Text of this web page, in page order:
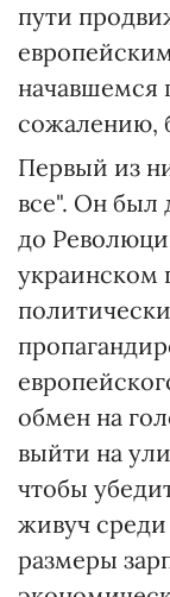
пути
начавшемся
сожалению,
Первый из
все". Он был
до
украинском
обмен на
выйти на
чтобы
живуч
размеры